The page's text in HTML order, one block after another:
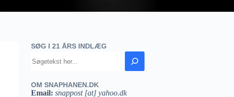
SØG I 21 ÅRS INDLÆG
OM SNAPHANEN.DK
Email: snappost [at] yahoo.dk